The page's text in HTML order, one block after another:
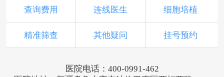
查询费用 连线医生 细胞培植
精准筛查 其他疑问 挂号预约
医院电话：400-0991-462